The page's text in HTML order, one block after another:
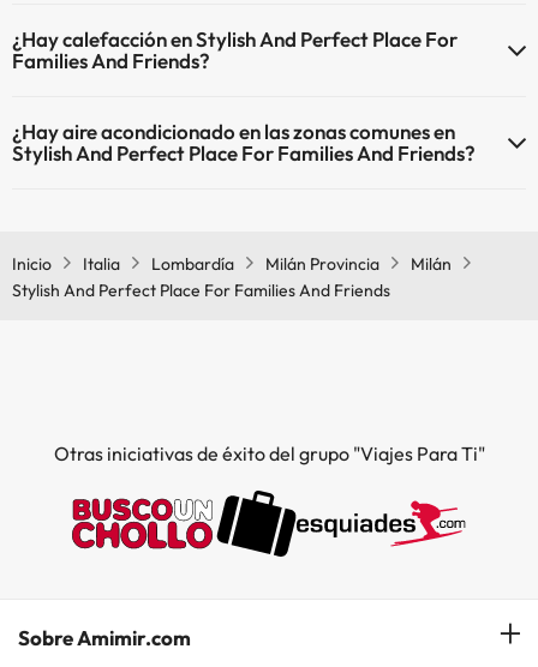
Fi.
¿Hay calefacción en Stylish And Perfect Place For
Families And Friends?
calefacción en las zonas comunes.
¿Hay aire acondicionado en las zonas comunes en
Stylish And Perfect Place For Families And Friends?
Inicio
Italia Lombardía Milán Provincia
Milán
Stylish And Perfect Place For Families And Friends
Otras iniciativas de éxito del grupo "Viajes Para Ti"
Sobre Amimir.com